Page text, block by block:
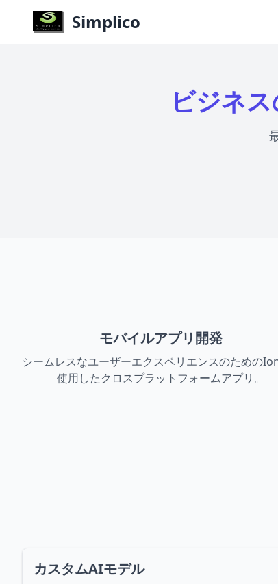
Simplico
ビジネ
モバイルアプリ開発
シームレスなユーザーエクスペリエンスのための
使用したクロスプラットフォームアプリ。
カスタムAIモデル